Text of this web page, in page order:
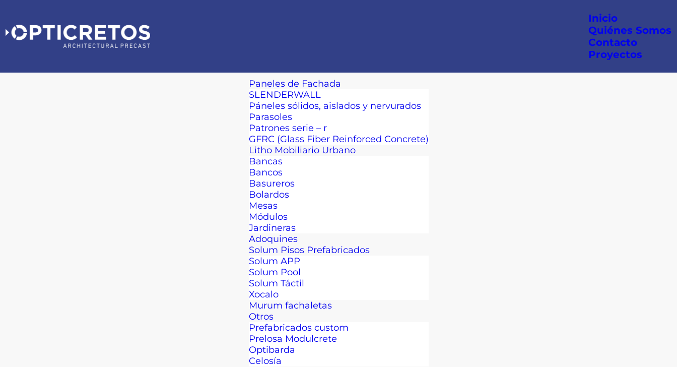
Inicio
Quiénes Somos
Contacto
Proyectos
Paneles de Fachada
SLENDERWALL
Páneles sólidos, aislados y nervurados
Parasoles
Patrones serie – r
GFRC (Glass Fiber Reinforced Concrete)
Litho Mobiliario Urbano
Bancas
Bancos
Basureros
Bolardos
Mesas
Módulos
Jardineras
Adoquines
Solum Pisos Prefabricados
Solum APP
Solum Pool
Solum Táctil
Xocalo
Murum fachaletas
Otros
Prefabricados custom
Prelosa Modulcrete
Optibarda
Celosía